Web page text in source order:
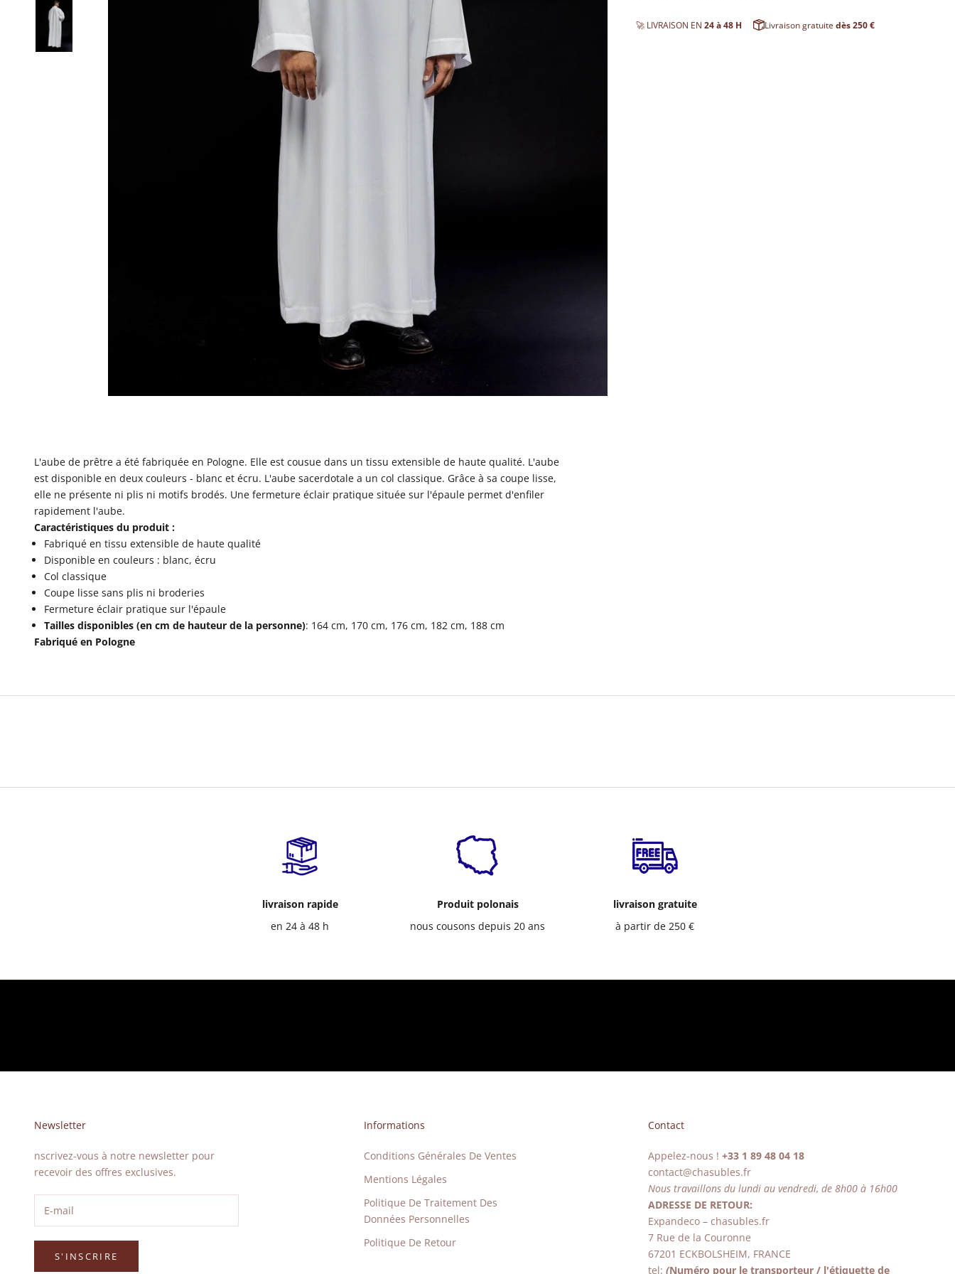
🚀 LIVRAISON EN24 à 48 H Livraison gratuitedès 250 €
L'aube de prêtre a été fabriquée en Pologne. Elle est cousue dans un tissu extensible de haute qualité. L'aube
est disponible en deux couleurs - blanc et écru. L'aube sacerdotale a un col classique. Grâce à sa coupe lisse,
elle ne présente ni plis ni motifs brodés. Une fermeture éclair pratique située sur l'épaule permet d'enfiler
rapidement l'aube.
Caractéristiques du produit :
Fabriqué en tissu extensible de haute qualité
Disponible en couleurs : blanc, écru
Col classique
Coupe lisse sans plis ni broderies
Fermeture éclair pratique sur l'épaule
Tailles disponibles (en cm de hauteur de la personne): 164 cm, 170 cm, 176 cm, 182 cm, 188 cm
Fabriqué en Pologne
livraison rapide
en 24 à 48 h
Produit polonais
nous cousons depuis 20 ans
livraison gratuite
à partir de 250 €
Newsletter
nscrivez-vous à notre newsletter pour
recevoir des offres exclusives.
S'INSCRIRE
Informations
Conditions Générales De Ventes
Mentions Légales
Politique De Traitement Des
Données Personnelles
Politique De Retour
Contact
Appelez-nous ! +33 1 89 48 04 18
contact@chasubles.fr
Nous travaillons du lundi au vendredi, de 8h00 à 16h00
ADRESSE DE RETOUR:
Expandeco – chasubles.fr
7 Rue de la Couronne
67201 ECKBOLSHEIM, FRANCE
tel: (Numéro pour le transporteur / l'étiquette de